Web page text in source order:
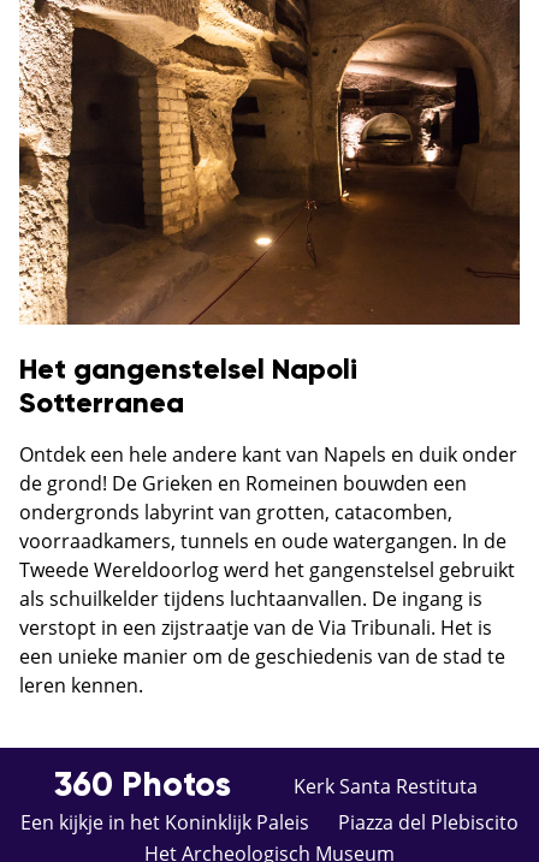
Het gangenstelsel Napoli
Sotterranea
Ontdek een hele andere kant van Napels en duik onder
de grond! De Grieken en Romeinen bouwden een
ondergronds labyrint van grotten, catacomben,
voorraadkamers, tunnels en oude watergangen. In de
Tweede Wereldoorlog werd het gangenstelsel gebruikt
als schuilkelder tijdens luchtaanvallen. De ingang is
verstopt in een zijstraatje van de Via Tribunali. Het is
een unieke manier om de geschiedenis van de stad te
leren kennen.
360 Photos
Kerk Santa Restituta
Een kijkje in het Koninklijk Paleis
Piazza del Plebiscito
Het Archeologisch Museum